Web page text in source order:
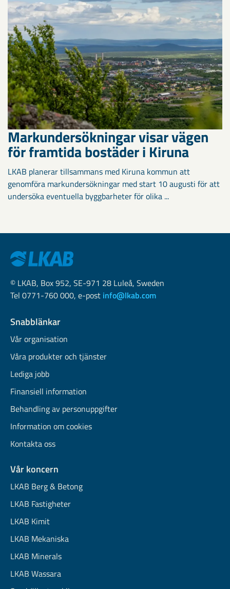
Markundersökningar visar vägen
för framtida bostäder i Kiruna
LKAB planerar tillsammans med Kiruna kommun att
genomföra markundersökningar med start 10 augusti för att
undersöka eventuella byggbarheter för olika ...
© LKAB, Box 952, SE-971 28 Luleå, Sweden
Tel 0771-760 000, e-post info@lkab.com
Snabblänkar
Vår organisation
Våra produkter och tjänster
Lediga jobb
Finansiell information
Behandling av personuppgifter
Information om cookies
Kontakta oss
Vår koncern
LKAB Berg & Betong
LKAB Fastigheter
LKAB Kimit
LKAB Mekaniska
LKAB Minerals
LKAB Wassara